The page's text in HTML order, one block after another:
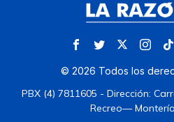
© 2026 Todos los
PBX (4) 7811605 - Dirección:
Recreo—